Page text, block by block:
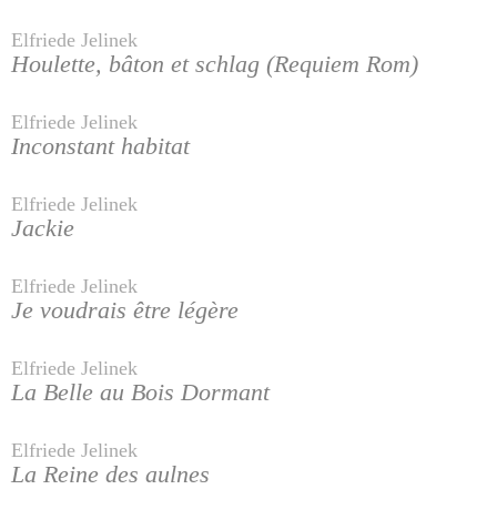
Elfriede Jelinek
Houlette, bâton et schlag (Requiem Rom)
Elfriede Jelinek
Inconstant habitat
Elfriede Jelinek
Jackie
Elfriede Jelinek
Je voudrais être légère
Elfriede Jelinek
La Belle au Bois Dormant
Elfriede Jelinek
La Reine des aulnes